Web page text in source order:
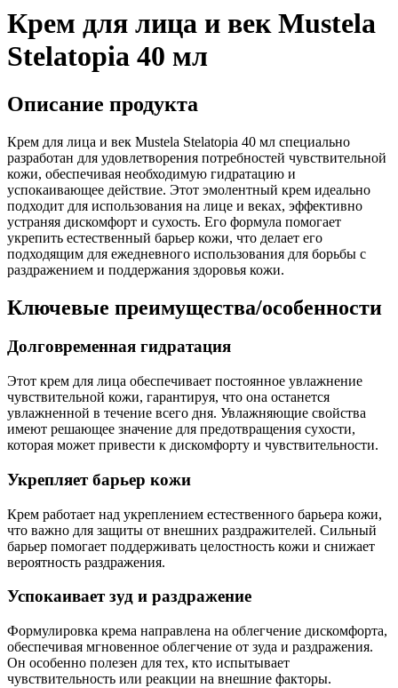
Крем для лица и век Mustela
Stelatopia 40 мл
Описание продукта
Крем для лица и век Mustela Stelatopia 40 мл специально
разработан для удовлетворения потребностей чувствительной
кожи, обеспечивая необходимую гидратацию и
успокаивающее действие. Этот эмолентный крем идеально
подходит для использования на лице и веках, эффективно
устраняя дискомфорт и сухость. Его формула помогает
укрепить естественный барьер кожи, что делает его
подходящим для ежедневного использования для борьбы с
раздражением и поддержания здоровья кожи.
Ключевые преимущества/особенности
Долговременная гидратация
Этот крем для лица обеспечивает постоянное увлажнение
чувствительной кожи, гарантируя, что она останется
увлажненной в течение всего дня. Увлажняющие свойства
имеют решающее значение для предотвращения сухости,
которая может привести к дискомфорту и чувствительности.
Укрепляет барьер кожи
Крем работает над укреплением естественного барьера кожи,
что важно для защиты от внешних раздражителей. Сильный
барьер помогает поддерживать целостность кожи и снижает
вероятность раздражения.
Успокаивает зуд и раздражение
Формулировка крема направлена на облегчение дискомфорта,
обеспечивая мгновенное облегчение от зуда и раздражения.
Он особенно полезен для тех, кто испытывает
чувствительность или реакции на внешние факторы.